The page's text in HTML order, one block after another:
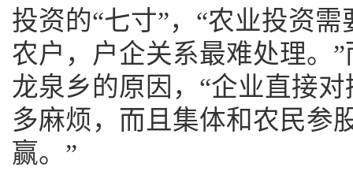
投资的“七寸”，“农业投资
农户，户企关系最难处理。
龙泉乡的原因，“企业直接
多麻烦，而且集体和农民参
赢。”